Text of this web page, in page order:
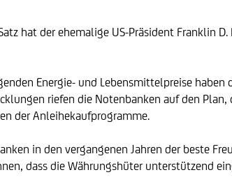
hat der ehemalige US-Präsident Franklin
Energie- und Lebensmittelpreise haben
riefen die Notenbanken auf den
der Anleihekaufprogramme.
in den vergangenen Jahren der beste
dass die Währungshüter unterstützend